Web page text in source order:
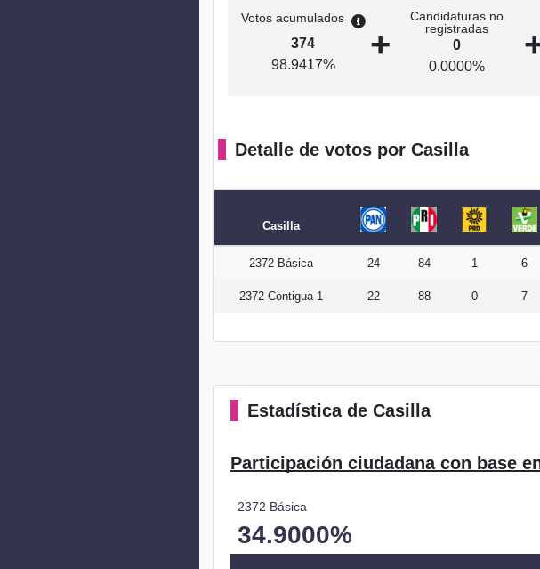
Votos acumulados
374
98.9417%
+
Candidaturas no
registradas
0
0.0000%
Detalle de votos por Casilla
Casilla
2372 Básica 24 84 1 6
2372 Contigua 1 22 88 0 7
Estadística de Casilla
Participación ciudadana con base
2372 Básica
34.9000%